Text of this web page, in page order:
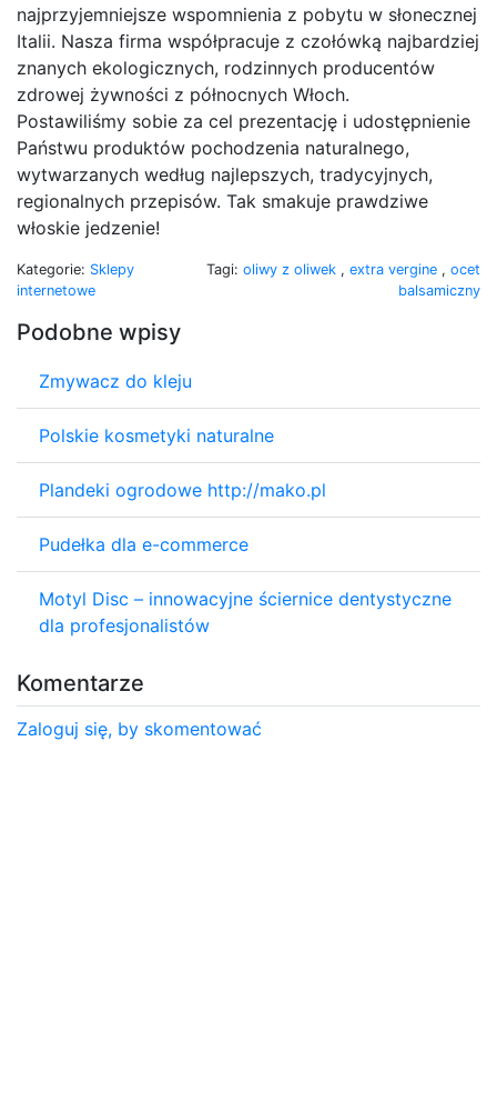
najprzyjemniejsze wspomnienia z pobytu w słonecznej
Italii. Nasza firma współpracuje z czołówką najbardziej
znanych ekologicznych, rodzinnych producentów
zdrowej żywności z północnych Włoch.
Postawiliśmy sobie za cel prezentację i udostępnienie
Państwu produktów pochodzenia naturalnego,
wytwarzanych według najlepszych, tradycyjnych,
regionalnych przepisów. Tak smakuje prawdziwe
włoskie jedzenie!
Kategorie: Sklepy
internetowe
Tagi: oliwy z oliwek , extra vergine , ocet
balsamiczny
Podobne wpisy
Zmywacz do kleju
Polskie kosmetyki naturalne
Plandeki ogrodowe http://mako.pl
Pudełka dla e-commerce
Motyl Disc – innowacyjne ściernice dentystyczne
dla profesjonalistów
Komentarze
Zaloguj się, by skomentować